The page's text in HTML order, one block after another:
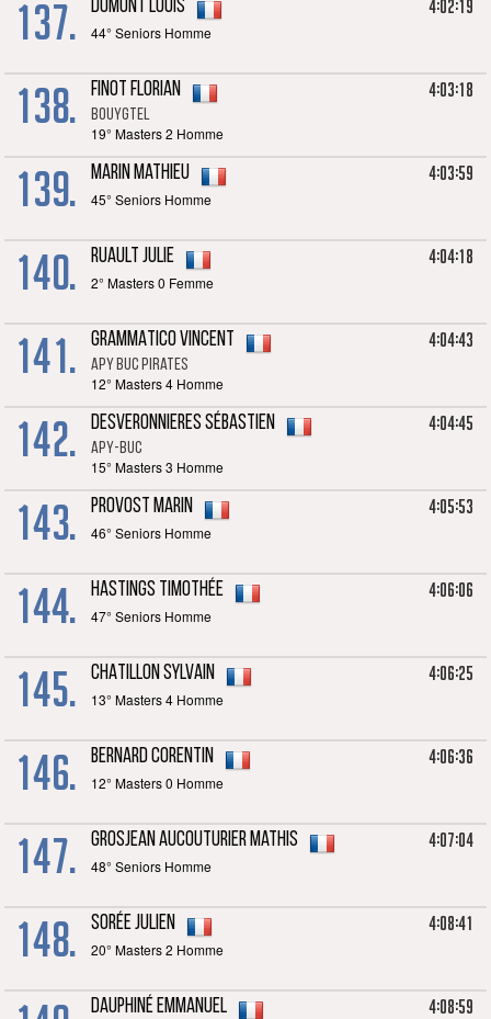
137. DUMONT Louis
44° Seniors Homme
4:02:19
138. FINOT Florian
Bouygtel
19° Masters 2 Homme
4:03:18
139. MARIN Mathieu
45° Seniors Homme
4:03:59
140. RUAULT Julie
2° Masters 0 Femme
4:04:18
141. GRAMMATICO Vincent
APY BUC Pirates
12° Masters 4 Homme
4:04:43
142. DESVERONNIERES Sébastien
APY-Buc
15° Masters 3 Homme
4:04:45
143. PROVOST Marin
46° Seniors Homme
4:05:53
144. HASTINGS Timothée
47° Seniors Homme
4:06:06
145. CHATILLON Sylvain
13° Masters 4 Homme
4:06:25
146. BERNARD Corentin
12° Masters 0 Homme
4:06:36
147. GROSJEAN AUCOUTURIER Mathis
48° Seniors Homme
4:07:04
148. SORÉE Julien
20° Masters 2 Homme
4:08:41
DAUPHINÉ Emmanuel 4:08:59